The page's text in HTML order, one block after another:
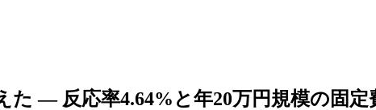
た — 反応率4.64%と年20万円規模の固